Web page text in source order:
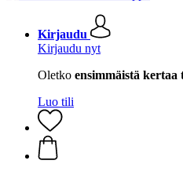
Kirjaudu
Kirjaudu nyt
Oletko ensimmäistä kertaa
Luo tili